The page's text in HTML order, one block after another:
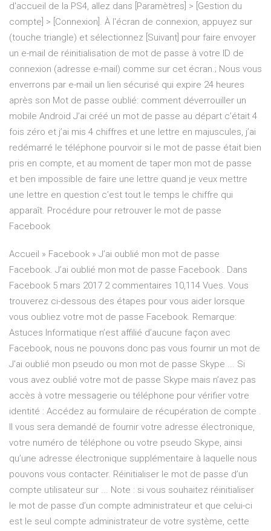
d'accueil de la PS4, allez dans [Paramètres] > [Gestion du
compte] > [Connexion]. À l'écran de connexion, appuyez sur
(touche triangle) et sélectionnez [Suivant] pour faire envoyer
un e-mail de réinitialisation de mot de passe à votre ID de
connexion (adresse e-mail) comme sur cet écran.; Nous vous
enverrons par e-mail un lien sécurisé qui expire 24 heures
après son Mot de passe oublié: comment déverrouiller un
mobile Android J’ai créé un mot de passe au départ c’était 4
fois zéro et j’ai mis 4 chiffres et une lettre en majuscules, j’ai
redémarré le téléphone pourvoir si le mot de passe était bien
pris en compte, et au moment de taper mon mot de passe
et ben impossible de faire une lettre quand je veux mettre
une lettre en question c’est tout le temps le chiffre qui
apparaît. Procédure pour retrouver le mot de passe
Facebook
Accueil » Facebook » J’ai oublié mon mot de passe
Facebook. J’ai oublié mon mot de passe Facebook . Dans
Facebook 5 mars 2017 2 commentaires 10,114 Vues. Vous
trouverez ci-dessous des étapes pour vous aider lorsque
vous oubliez votre mot de passe Facebook. Remarque:
Astuces Informatique n’est affilié d’aucune façon avec
Facebook, nous ne pouvons donc pas vous fournir un mot de
J'ai oublié mon pseudo ou mon mot de passe Skype ... Si
vous avez oublié votre mot de passe Skype mais n’avez pas
accès à votre messagerie ou téléphone pour vérifier votre
identité : Accédez au formulaire de récupération de compte .
Il vous sera demandé de fournir votre adresse électronique,
votre numéro de téléphone ou votre pseudo Skype, ainsi
qu’une adresse électronique supplémentaire à laquelle nous
pouvons vous contacter. Réinitialiser le mot de passe d’un
compte utilisateur sur ... Note : si vous souhaitez réinitialiser
le mot de passe d’un compte administrateur et que celui-ci
est le seul compte administrateur de votre système, cette